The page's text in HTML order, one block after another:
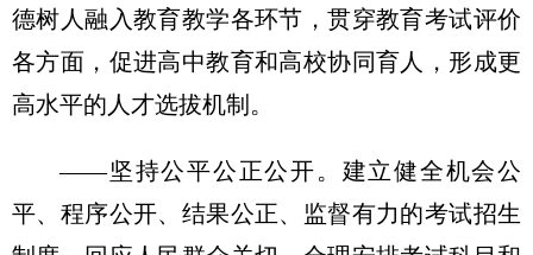
德树人融入教育教学各环节，贯穿教育考试评价
各方面，促进高中教育和高校协同育人，形成更
高水平的人才选拔机制。
——坚持公平公正公开。建立健全机会公
平、程序公开、结果公正、监督有力的考试招生